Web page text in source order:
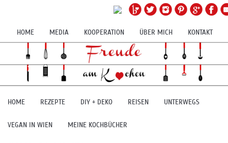
HOME MEDIA KOOPERATION ÜBER MICH KONTAKT
HOME REZEPTE DIY + DEKO REISEN UNTERWEGS
VEGAN IN WIEN MEINE KOCHBÜCHER